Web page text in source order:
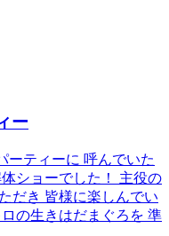
ー
ーティーに 呼んでいた
ショーでした！ 主役の
だき 皆様に楽しんでい
の生きはだまぐろを 準